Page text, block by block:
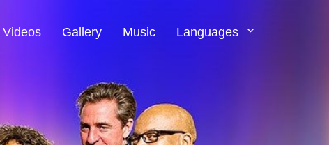
Videos Gallery Music Languages